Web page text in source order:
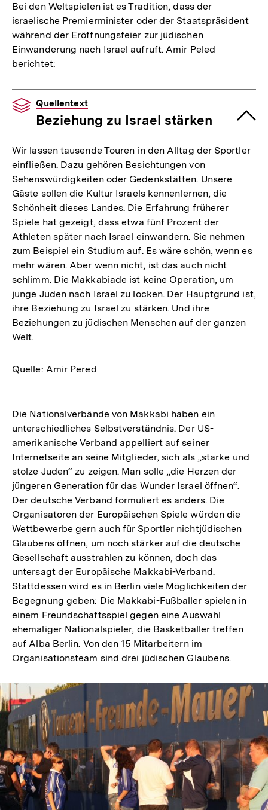
Bei den Weltspielen ist es Tradition, dass der
israelische Premierminister oder der Staatspräsident
während der Eröffnungsfeier zur jüdischen
Einwanderung nach Israel aufruft. Amir Peled
berichtet:
Quellentext
Beziehung zu Israel stärken
Wir lassen tausende Touren in den Alltag der Sportler
einfließen. Dazu gehören Besichtungen von
Sehenswürdigkeiten oder Gedenkstätten. Unsere
Gäste sollen die Kultur Israels kennenlernen, die
Schönheit dieses Landes. Die Erfahrung früherer
Spiele hat gezeigt, dass etwa fünf Prozent der
Athleten später nach Israel einwandern. Sie nehmen
zum Beispiel ein Studium auf. Es wäre schön, wenn es
mehr wären. Aber wenn nicht, ist das auch nicht
schlimm. Die Makkabiade ist keine Operation, um
junge Juden nach Israel zu locken. Der Hauptgrund ist,
ihre Beziehung zu Israel zu stärken. Und ihre
Beziehungen zu jüdischen Menschen auf der ganzen
Welt.
Quelle: Amir Pered
Die Nationalverbände von Makkabi haben ein
unterschiedliches Selbstverständnis. Der US-
amerikanische Verband appelliert auf seiner
Internetseite an seine Mitglieder, sich als „starke und
stolze Juden“ zu zeigen. Man solle „die Herzen der
jüngeren Generation für das Wunder Israel öffnen“.
Der deutsche Verband formuliert es anders. Die
Organisatoren der Europäischen Spiele würden die
Wettbewerbe gern auch für Sportler nichtjüdischen
Glaubens öffnen, um noch stärker auf die deutsche
Gesellschaft ausstrahlen zu können, doch das
untersagt der Europäische Makkabi-Verband.
Stattdessen wird es in Berlin viele Möglichkeiten der
Begegnung geben: Die Makkabi-Fußballer spielen in
einem Freundschaftsspiel gegen eine Auswahl
ehemaliger Nationalspieler, die Basketballer treffen
auf Alba Berlin. Von den 15 Mitarbeitern im
Organisationsteam sind drei jüdischen Glaubens.
Zum